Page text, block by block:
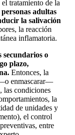
tratamiento de la
personas adultas
la salivación
la reacción
inflamatoria.
secundarios o
plazo,
Entonces, la
enmascarar—
las condiciones
la
de unidades y
el control
entre